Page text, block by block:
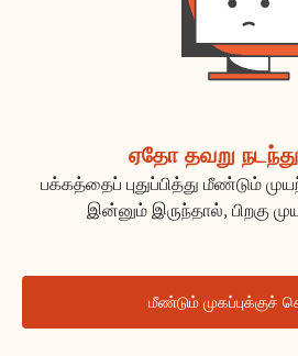
ஏதோ தவறு
பக்கத்தைப் புதுப்பித்து மீண்டும்
இன்னும் இருந்தால், பிறகு
மீண்டும் முகப்புக்குச்